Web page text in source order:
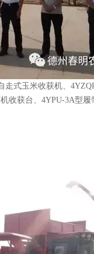
式玉米收获机、
收获台、4YPU-3A型